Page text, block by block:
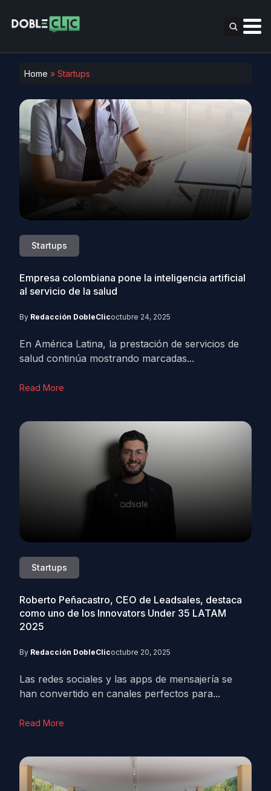
Home » Startups
Startups
Empresa colombiana pone la inteligencia artificial
al servicio de la salud
By Redacción DobleClicoctubre 24, 2025
En América Latina, la prestación de servicios de
salud continúa mostrando marcadas...
Read More
Startups
Roberto Peñacastro, CEO de Leadsales, destaca
como uno de los Innovators Under 35 LATAM
2025
By Redacción DobleClicoctubre 20, 2025
Las redes sociales y las apps de mensajería se
han convertido en canales perfectos para...
Read More